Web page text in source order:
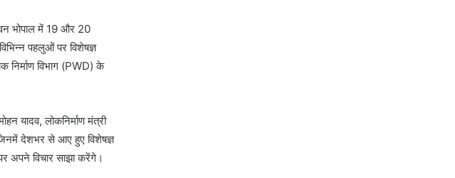
भोपाल में 19 और 20
पहलुओं पर विशेषज्ञ
विभाग (PWD) के
यादव, लोकनिर्माण मंत्री
देशभर से आए हुए विशेषज्ञ
अपने विचार साझा करेंगे।